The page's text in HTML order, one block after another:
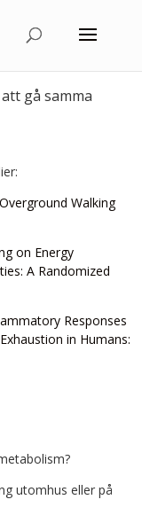
gå samma
Walking
on Energy
A Randomized
Responses
in Humans:
utomhus eller på